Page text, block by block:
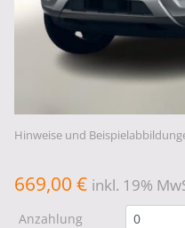
Hinweise und
669,00 € inkl. 19%
Anzahlung